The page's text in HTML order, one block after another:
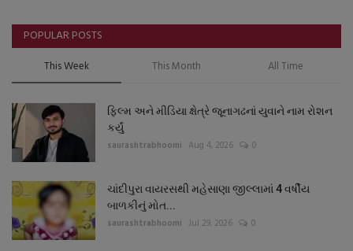
POPULAR POSTS
This Week This Month All Time
ફિલ્મ અને મીડિયા ક્ષેત્રે જૂનાગઢનાં યુવાને નામ રોશન
કર્યું
saurashtrabhoomi Aug 4, 2026 0
ચાંદીપુરા વાયરસથી મહેસાણા જીલ્લામાં 4 વર્ષીય
બાળકીનું મોત...
saurashtrabhoomi Jul 29, 2026 0